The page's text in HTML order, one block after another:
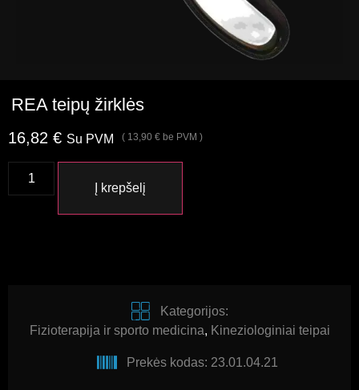
REA teipų žirklės
16,82 € Su PVM ( 13,90 € be PVM )
Į krepšelį
Kategorijos:
Fizioterapija ir sporto medicina, Kineziologiniai teipai
Prekės kodas: 23.01.04.21